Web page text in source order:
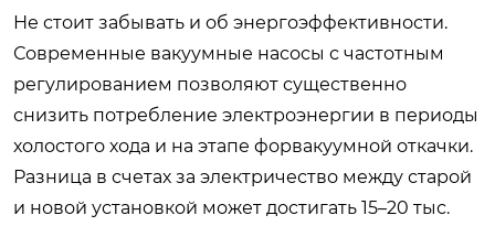
Не стоит забывать и об энергоэффективности.
Современные вакуумные насосы с частотным
регулированием позволяют существенно
снизить потребление электроэнергии в периоды
холостого хода и на этапе форвакуумной откачки.
Разница в счетах за электричество между старой
и новой установкой может достигать 15–20 тыс.